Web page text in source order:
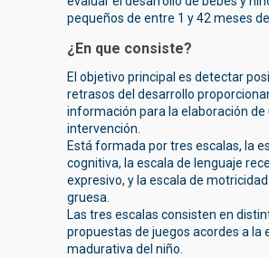
pequeños de entre 1 y 42 meses de
¿En que consiste?
El objetivo principal es detectar
retrasos del desarrollo
información para la elaboración de
intervención.
Está formada por tres escalas, la
cognitiva, la escala de lenguaje
expresivo, y la escala de
gruesa.
Las tres escalas consisten en
propuestas de juegos acordes a la
madurativa del niño.